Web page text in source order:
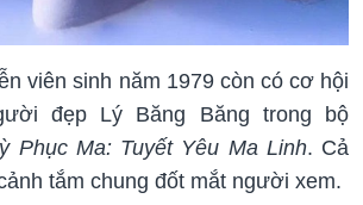
viên sinh năm 1979 còn có cơ hội
đẹp Lý Băng Băng trong bộ
Phục Ma: Tuyết Yêu Ma Linh. Cả
tắm chung đốt mắt người xem.